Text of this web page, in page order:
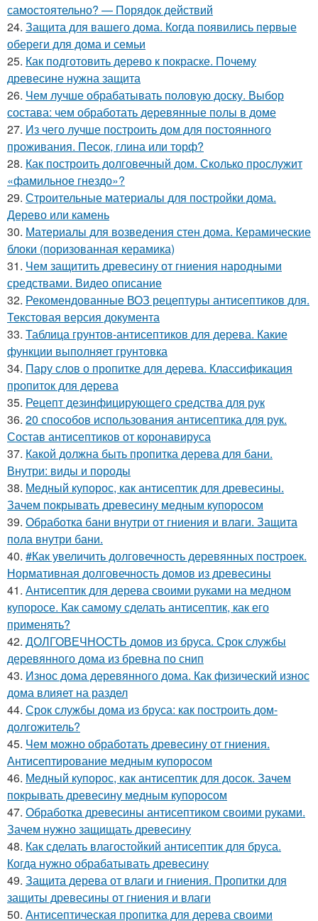
самостоятельно? — Порядок действий
24. Защита для вашего дома. Когда появились первые
обереги для дома и семьи
25. Как подготовить дерево к покраске. Почему
древесине нужна защита
26. Чем лучше обрабатывать половую доску. Выбор
состава: чем обработать деревянные полы в доме
27. Из чего лучше построить дом для постоянного
проживания. Песок, глина или торф?
28. Как построить долговечный дом. Сколько прослужит
«фамильное гнездо»?
29. Строительные материалы для постройки дома.
Дерево или камень
30. Материалы для возведения стен дома. Керамические
блоки (поризованная керамика)
31. Чем защитить древесину от гниения народными
средствами. Видео описание
32. Рекомендованные ВОЗ рецептуры антисептиков для.
Текстовая версия документа
33. Таблица грунтов-антисептиков для дерева. Какие
функции выполняет грунтовка
34. Пару слов о пропитке для дерева. Классификация
пропиток для дерева
35. Рецепт дезинфицирующего средства для рук
36. 20 способов использования антисептика для рук.
Состав антисептиков от коронавируса
37. Какой должна быть пропитка дерева для бани.
Внутри: виды и породы
38. Медный купорос, как антисептик для древесины.
Зачем покрывать древесину медным купоросом
39. Обработка бани внутри от гниения и влаги. Защита
пола внутри бани.
40. #Как увеличить долговечность деревянных построек.
Нормативная долговечность домов из древесины
41. Антисептик для дерева своими руками на медном
купоросе. Как самому сделать антисептик, как его
применять?
42. ДОЛГОВЕЧНОСТЬ домов из бруса. Срок службы
деревянного дома из бревна по снип
43. Износ дома деревянного дома. Как физический износ
дома влияет на раздел
44. Срок службы дома из бруса: как построить дом-
долгожитель?
45. Чем можно обработать древесину от гниения.
Антисептирование медным купоросом
46. Медный купорос, как антисептик для досок. Зачем
покрывать древесину медным купоросом
47. Обработка древесины антисептиком своими руками.
Зачем нужно защищать древесину
48. Как сделать влагостойкий антисептик для бруса.
Когда нужно обрабатывать древесину
49. Защита дерева от влаги и гниения. Пропитки для
защиты древесины от гниения и влаги
50. Антисептическая пропитка для дерева своими